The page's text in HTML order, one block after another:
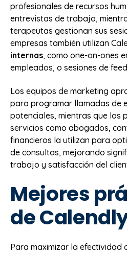
profesionales de recursos
entrevistas de trabajo,
terapeutas gestionan sus
empresas también utilizan
internas, como one-on-ones
empleados, o sesiones de
Los equipos de marketing
para programar llamadas de
potenciales, mientras que los
servicios como abogados,
financieros la utilizan para
de consultas, mejorando
trabajo y satisfacción del
Mejores
de
Para maximizar la efectividad